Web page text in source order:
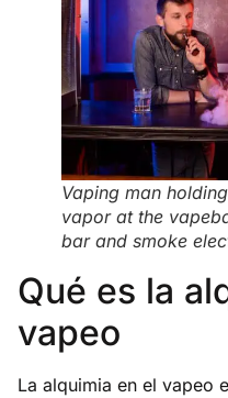
Vaping man
vapor at the
bar and smoke
Qué es la
vapeo
La alquimia en el vapeo